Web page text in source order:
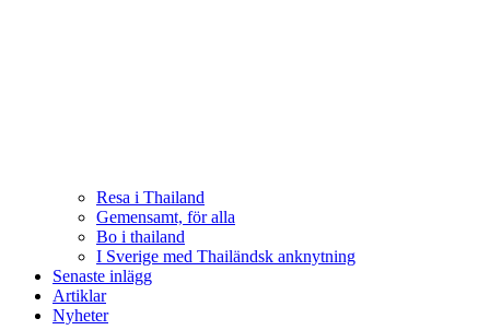
Resa i Thailand
Gemensamt, för alla
Bo i thailand
I Sverige med Thailändsk anknytning
Senaste inlägg
Artiklar
Nyheter